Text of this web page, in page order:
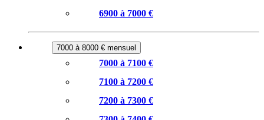
6900 à 7000 €
7000 à 8000 € mensuel
7000 à 7100 €
7100 à 7200 €
7200 à 7300 €